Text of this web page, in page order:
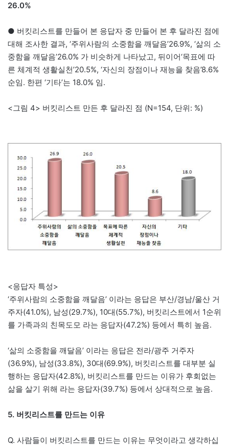
26.0%
● 버킷리스트를 만들어 본 응답자 중 만들어 본 후 달라진 점에
대해 조사한 결과, ‘주위사람의 소중함을 깨달음’26.9%, ‘삶의 소
중함을 깨달음’26.0% 가 비슷하게 나타났고, 뒤이어‘목표에 따
른 체계적 생활실천’20.5%, ‘자신의 장점이나 재능을 찾음’8.6%
순임. 한편 ‘기타’는 18.0% 임.
<그림 4> 버킷리스트 만든 후 달라진 점 (N=154, 단위: %)
<응답자 특성>
‘주위사람의 소중함을 깨달음’ 이라는 응답은 부산/경남/울산 거
주자(41.0%), 남성(29.7%), 10대(55.7%), 버킷리스트에서 1순위
를 가족과의 친목도모 라는 응답자(47.2%) 등에서 특히 높음.
‘삶의 소중함을 깨달음’ 이라는 응답은 전라/광주 거주자
(36.9%), 남성(33.8%), 30대(69.9%), 버킷리스트를 대부분 실
행하는 응답자(42.8%), 버킷리스트를 만드는 이유가 후회없는
삶을 살기 위해 라는 응답자(39.7%) 등에서 상대적으로 높음.
5. 버킷리스트를 만드는 이유
Q. 사람들이 버킷리스트를 만드는 이유는 무엇이라고 생각하십